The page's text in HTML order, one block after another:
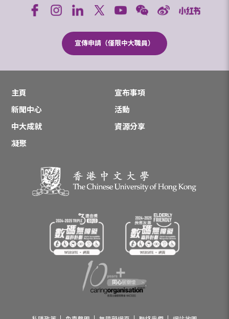
宣傳申請（僅限中大職員）
主頁
宣布事項
新聞中心
活動
中大成就
資源分享
凝聚